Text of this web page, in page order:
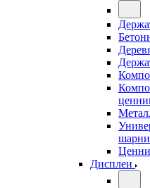
Дисплеи